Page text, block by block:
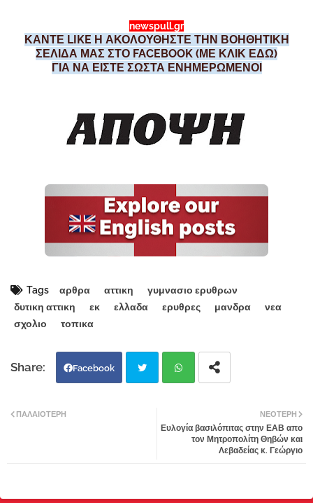
newspull.gr
ΚΑΝΤΕ LIKE Η ΑΚΟΛΟΥΘΗΣΤΕ ΤΗΝ ΒΟΗΘΗΤΙΚΗ
ΣΕΛΙΔΑ ΜΑΣ ΣΤΟ FACEBOOK (ΜΕ ΚΛΙΚ ΕΔΩ)
ΓΙΑ ΝΑ ΕΙΣΤΕ ΣΩΣΤΑ ΕΝΗΜΕΡΩΜΕΝΟΙ
Tags αρθρα αττικη
γυμνασιο ερυθρων
δυτικη αττικη
εκ ελλαδα ερυθρες μανδρα
νεα
σχολιο
τοπικα
Facebook
atsa
ΝΕΌΤΕΡΗ
Ευλογία βασιλόπιτας στην ΕΑΒ απο
τον Μητροπολίτη Θηβών και
Λεβαδείας κ. Γεώργιο
ΠΑΛΑΙΌΤΕΡΗ